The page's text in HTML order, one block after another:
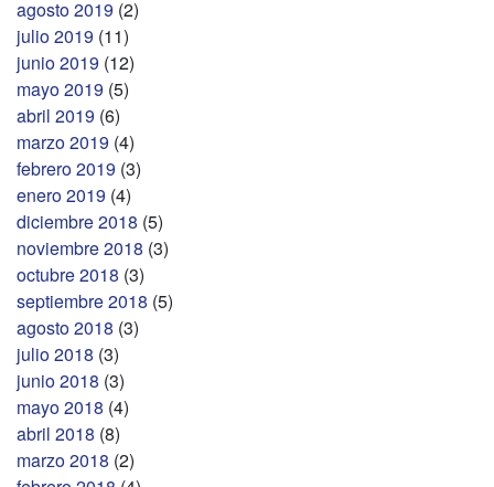
agosto 2019 (2)
julio 2019 (11)
junio 2019 (12)
mayo 2019 (5)
abril 2019 (6)
marzo 2019 (4)
febrero 2019 (3)
enero 2019 (4)
diciembre 2018 (5)
noviembre 2018 (3)
octubre 2018 (3)
septiembre 2018 (5)
agosto 2018 (3)
julio 2018 (3)
junio 2018 (3)
mayo 2018 (4)
abril 2018 (8)
marzo 2018 (2)